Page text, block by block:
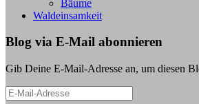
Bäume
Waldeinsamkeit
Blog via E-Mail abonnieren
Gib Deine E-Mail-Adresse an, um diesen
E-